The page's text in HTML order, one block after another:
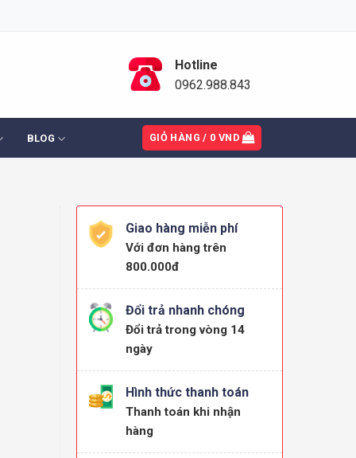
Hotline
0962.988.843
BLOG GIỎ HÀNG / 0 VND
Giao hàng miễn phí
Với đơn hàng trên
800.000đ
Đổi trả nhanh chóng
Đổi trả trong vòng 14
ngày
Hình thức thanh toán
Thanh toán khi nhận
hàng